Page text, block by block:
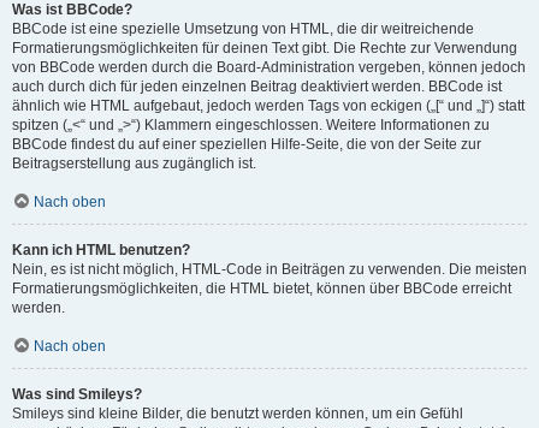
Was ist BBCode?
BBCode ist eine spezielle Umsetzung von HTML, die dir weitreichende
Formatierungsmöglichkeiten für deinen Text gibt. Die Rechte zur Verwendung
von BBCode werden durch die Board-Administration vergeben, können jedoch
auch durch dich für jeden einzelnen Beitrag deaktiviert werden. BBCode ist
ähnlich wie HTML aufgebaut, jedoch werden Tags von eckigen („[“ und „]“) statt
spitzen („<“ und „>“) Klammern eingeschlossen. Weitere Informationen zu
BBCode findest du auf einer speziellen Hilfe-Seite, die von der Seite zur
Beitragserstellung aus zugänglich ist.
Nach oben
Kann ich HTML benutzen?
Nein, es ist nicht möglich, HTML-Code in Beiträgen zu verwenden. Die meisten
Formatierungsmöglichkeiten, die HTML bietet, können über BBCode erreicht
werden.
Nach oben
Was sind Smileys?
Smileys sind kleine Bilder, die benutzt werden können, um ein Gefühl